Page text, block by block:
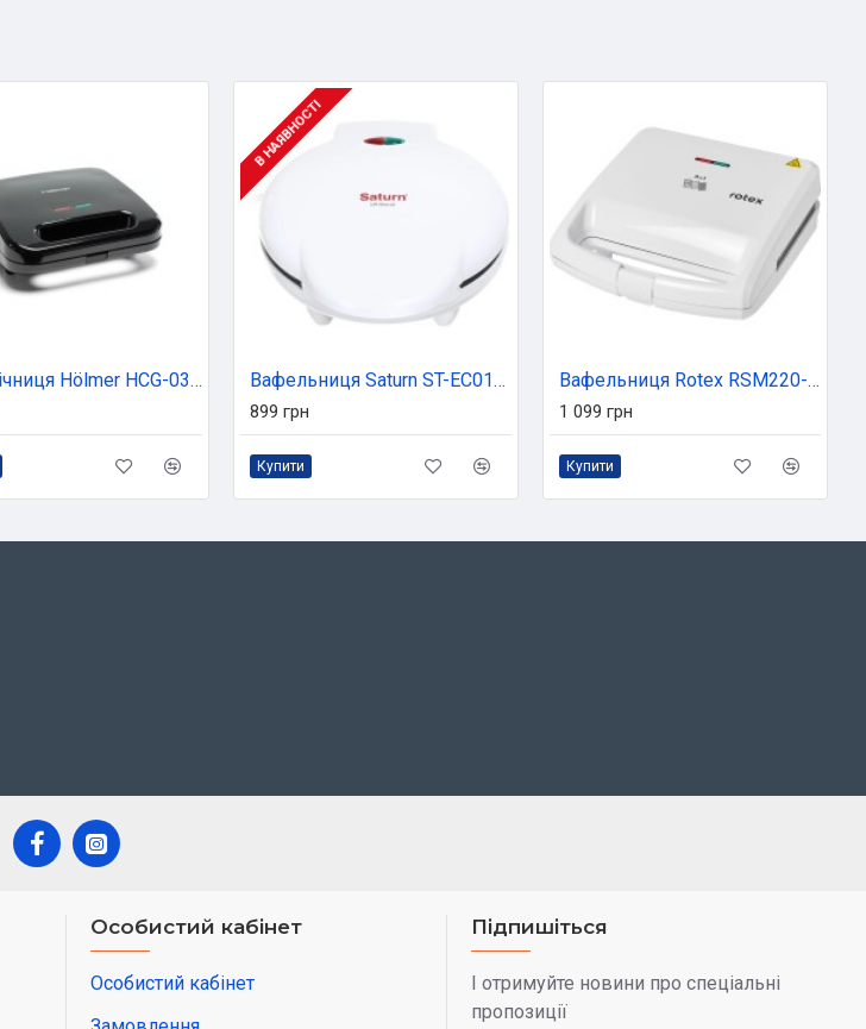
Сендвічниця Hölmer HCG-03SM
В НАЯВНОСТІ
Вафельниця Saturn ST-EC0157
899 грн
Купити
Вафельниця Rotex RSM220-W
1 099 грн
Купити
Особистий кабінет
Особистий кабінет
Підпишіться
І отримуйте новини про спеціальні
пропозиції